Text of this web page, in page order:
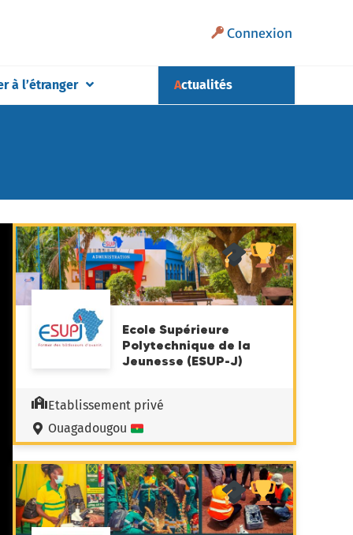
Connexion
à l’étranger Actualités
Ecole Supérieure
Polytechnique de la
Jeunesse (ESUP-J)
Etablissement privé
Ouagadougou